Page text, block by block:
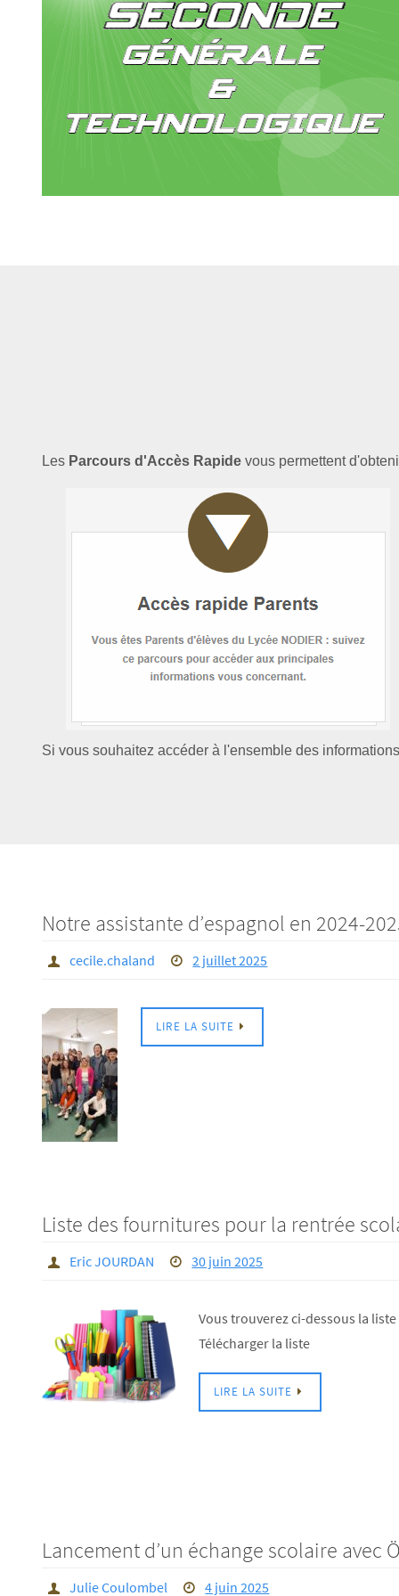
Les Parcours d'Accès Rapide vous permettent
Si vous souhaitez accéder à l'ensemble des
Notre assistante d’espagnol en 2024-
cecile.chaland 2 juillet 2025
LIRE LA SUITE
Liste des fournitures pour la rentrée
Eric JOURDAN 30 juin 2025
Vous trouverez ci-dessous la
Télécharger la liste
LIRE LA SUITE
Lancement d’un échange scolaire avec
Julie Coulombel 4 juin 2025